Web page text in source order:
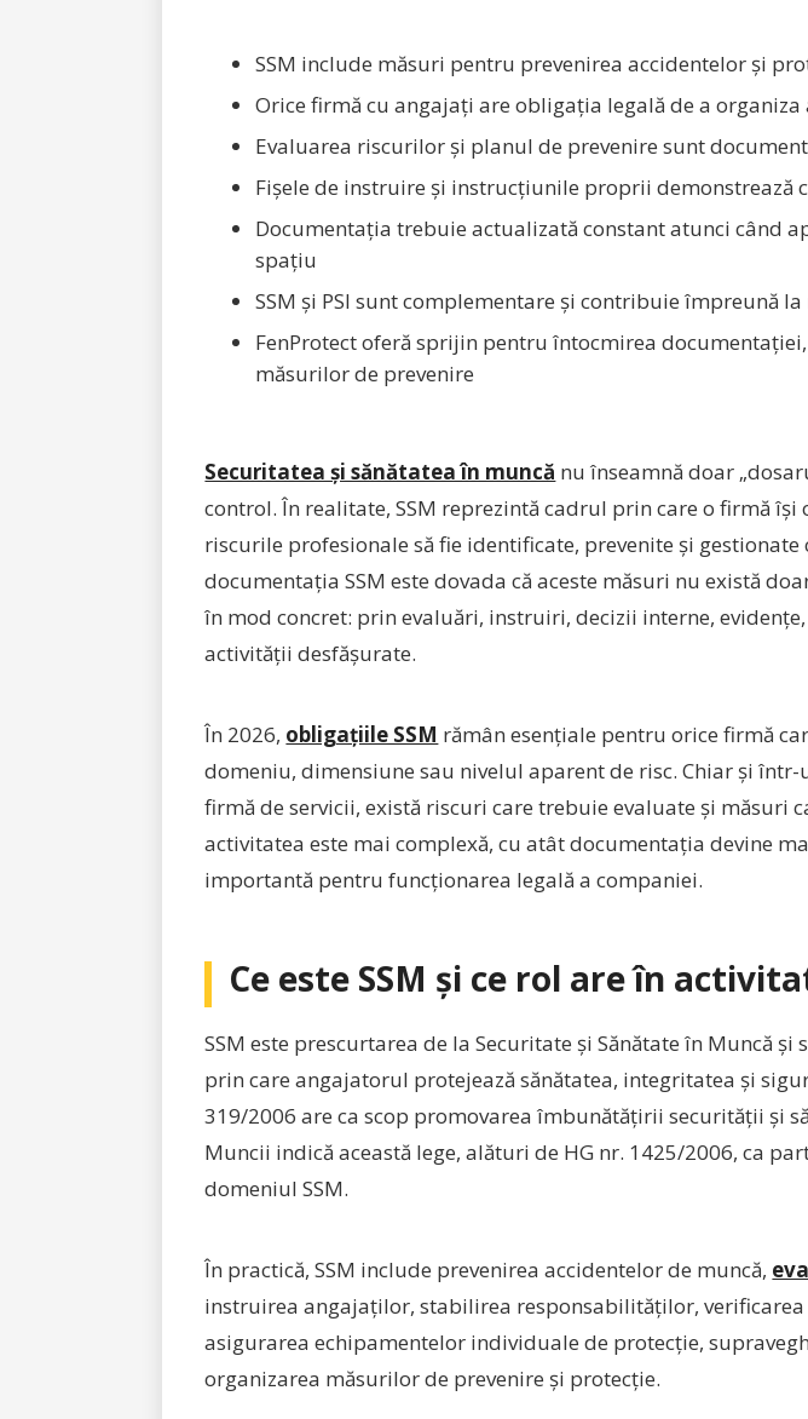
SSM include măsuri pentru prevenirea accidentelor și
Orice firmă cu angajați are obligația legală de a
Evaluarea riscurilor și planul de prevenire sunt
Fișele de instruire și instrucțiunile proprii demonstrează
Documentația trebuie actualizată constant atunci când
spațiu
SSM și PSI sunt complementare și contribuie împreună
FenProtect oferă sprijin pentru întocmirea
măsurilor de prevenire
Securitatea și sănătatea în muncă nu înseamnă doar
control. În realitate, SSM reprezintă cadrul prin care o firmă
riscurile profesionale să fie identificate, prevenite și gestionate
documentația SSM este dovada că aceste măsuri nu există
în mod concret: prin evaluări, instruiri, decizii interne,
activității desfășurate.
În 2026, obligațiile SSM rămân esențiale pentru orice firmă
domeniu, dimensiune sau nivelul aparent de risc. Chiar și
firmă de servicii, există riscuri care trebuie evaluate și măsuri
activitatea este mai complexă, cu atât documentația devine
importantă pentru funcționarea legală a companiei.
Ce este SSM și ce rol are în
SSM este prescurtarea de la Securitate și Sănătate în Muncă
prin care angajatorul protejează sănătatea, integritatea și
319/2006 are ca scop promovarea îmbunătățirii securității și
Muncii indică această lege, alături de HG nr. 1425/2006, ca
domeniul SSM.
În practică, SSM include prevenirea accidentelor de muncă,
instruirea angajaților, stabilirea responsabilităților, verificarea
asigurarea echipamentelor individuale de protecție,
organizarea măsurilor de prevenire și protecție.